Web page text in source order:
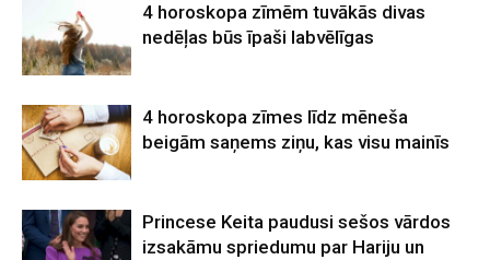
4 horoskopa zīmēm tuvākās divas
nedēļas būs īpaši labvēlīgas
4 horoskopa zīmes līdz mēneša
beigām saņems ziņu, kas visu mainīs
Princese Keita paudusi sešos vārdos
izsakāmu spriedumu par Hariju un